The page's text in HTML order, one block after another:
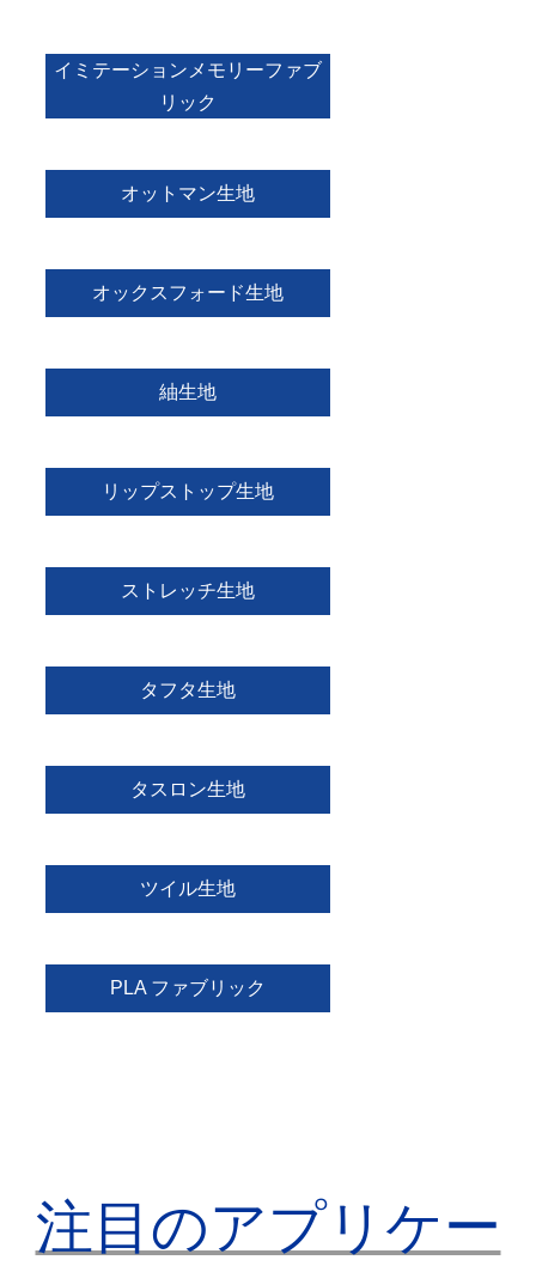
イミテーションメモリーファブ
リック
オットマン生地
オックスフォード生地
紬生地
リップストップ生地
ストレッチ生地
タフタ生地
タスロン生地
ツイル生地
PLA ファブリック
注目のアプリケー